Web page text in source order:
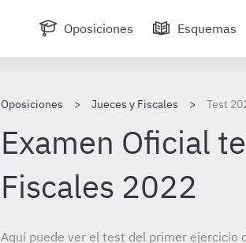
Oposiciones Esquemas
Oposiciones Jueces y Fiscales Test
Examen Oficial
Fiscales 2022
Aquí puede ver el test del primer ejercicio